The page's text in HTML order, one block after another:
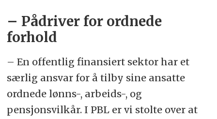
– Pådriver for ordnede
forhold
– En offentlig finansiert sektor har et
særlig ansvar for å tilby sine ansatte
ordnede lønns-, arbeids-, og
pensjonsvilkår. I PBL er vi stolte over at